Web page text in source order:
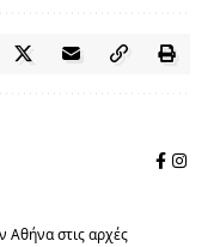
Αθήνα στις αρχές